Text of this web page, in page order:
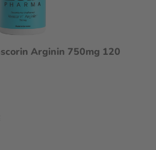
Arginin 750mg 120